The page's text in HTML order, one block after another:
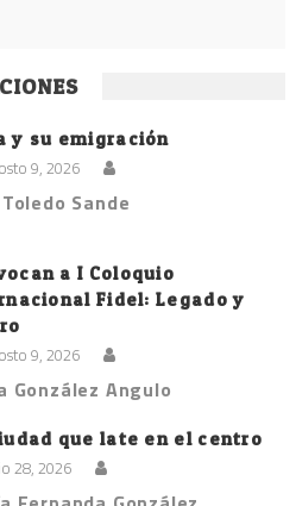
y su emigración
9, 2026
Sande
a I Coloquio
Fidel: Legado y
9, 2026
González Angulo
que late en el centro
28, 2026